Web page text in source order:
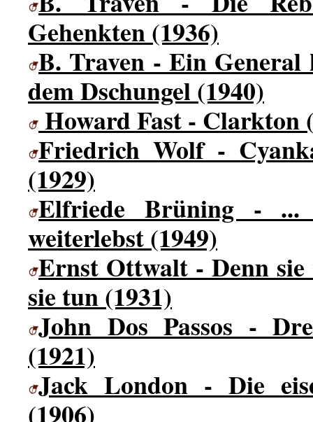
Gehenkten (1936)
B. Traven - Ein General
dem Dschungel (1940)
Howard Fast - Clarkton
Friedrich Wolf -
(1929)
Elfriede Brüning -
weiterlebst (1949)
Ernst Ottwalt - Denn sie
sie tun (1931)
John Dos Passos -
(1921)
Jack London - Die
(1906)